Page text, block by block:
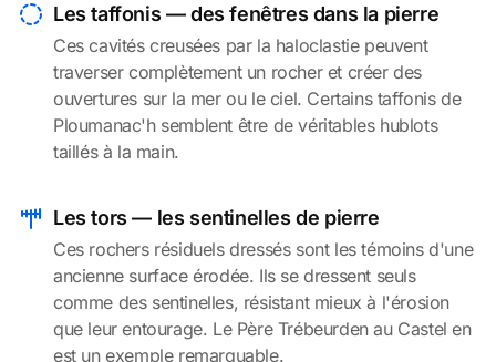
Les taffonis — des fenêtres dans la pierre
Ces cavités creusées par la haloclastie peuvent
traverser complètement un rocher et créer des
ouvertures sur la mer ou le ciel. Certains taffonis de
Ploumanac'h semblent être de véritables hublots
taillés à la main.
Les tors — les sentinelles de pierre
Ces rochers résiduels dressés sont les témoins d'une
ancienne surface érodée. Ils se dressent seuls
comme des sentinelles, résistant mieux à l'érosion
que leur entourage. Le Père Trébeurden au Castel en
est un exemple remarquable.